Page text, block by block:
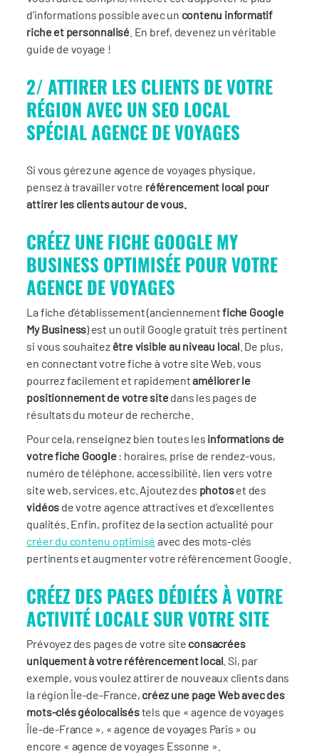
d’informations possible avec un contenu informatif
riche et personnalisé . En bref, devenez un véritable
guide de voyage !
2/ ATTIRER LES CLIENTS DE VOTRE
RÉGION AVEC UN SEO LOCAL
SPÉCIAL AGENCE DE VOYAGES
Si vous gérez une agence de voyages physique,
pensez à travailler votre référencement local pour
attirer les clients autour de vous.
CRÉEZ UNE FICHE GOOGLE MY
BUSINESS OPTIMISÉE POUR VOTRE
AGENCE DE VOYAGES
La fiche d’établissement (anciennementfiche Google
My Business) est un outil Google gratuit très pertinent
si vous souhaitez être visible au niveau local . De plus,
en connectant votre fiche à votre site Web, vous
pourrez facilement et rapidementaméliorer le
positionnement de votre sitedans les pages de
résultats du moteur de recherche.
Pour cela, renseignez bien toutes les informations de
votre fiche Google: horaires, prise de rendez-vous,
numéro de téléphone, accessibilité, lien vers votre
site web, services, etc. Ajoutez des photoset des
vidéos de votre agence attractives et d’excellentes
qualités. Enfin, profitez de la section actualité pour
créer du contenu optimisé avec des mots-clés
pertinents et augmenter votre référencement Google.
CRÉEZ DES PAGES DÉDIÉES À VOTRE
ACTIVITÉ LOCALE SUR VOTRE SITE
Prévoyez des pages de votre site consacrées
uniquement à votre référencement local . Si, par
exemple, vous voulez attirer de nouveaux clients dans
la région Île-de-France, créez une page Web avec des
mots-clés géolocaliséstels que « agence de voyages
Île-de-France », « agence de voyages Paris » ou
encore « agence de voyages Essonne ».